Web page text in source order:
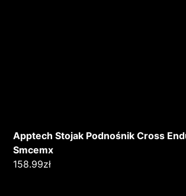
Apptech Stojak Podnośnik Cross
Smcemx
158.99zł